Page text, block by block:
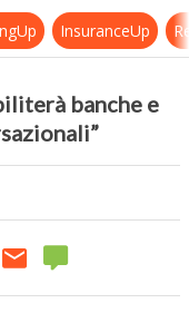
InsuranceUp
banche e